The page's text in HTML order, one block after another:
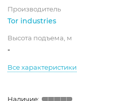
Производитель
Tor industries
Высота подъема, м
-
Все характеристики